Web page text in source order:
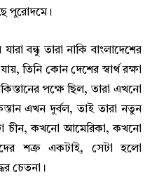
পুরোদমে।
বন্ধু তারা নাকি বাংলাদেশের
তিনি কোন দেশের স্বার্থ রক্ষা
পক্ষে ছিল, তারা এখনো
এখন দুর্বল, তাই তারা নতুন
চীন, কখনো আমেরিকা, কখনো
শত্রু একটাই, সেটা হলো
চেতনা।